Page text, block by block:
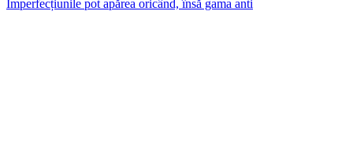
Imperfecțiunile pot apărea oricând, însă gama anti